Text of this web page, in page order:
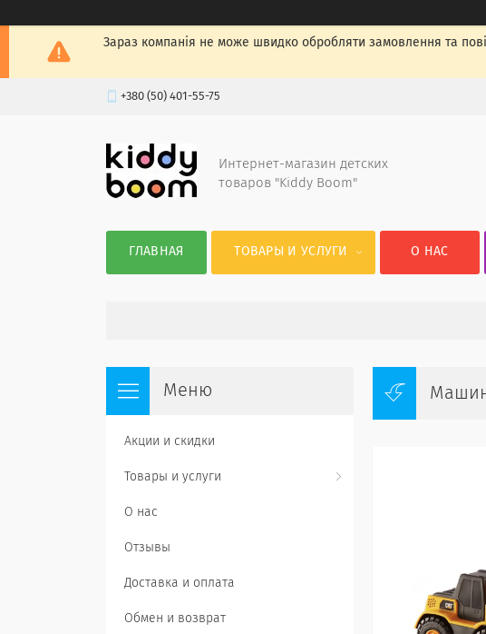
Зараз компанія не може швидко обробляти замовлення та
+380 (50) 401-55-75
Интернет-магазин детских
товаров "Kiddy Boom"
ГЛАВНАЯ ТОВАРЫ И УСЛУГИ О НАС
Акции и скидки
Товары и услуги
О нас
Отзывы
Доставка и оплата
Обмен и возврат